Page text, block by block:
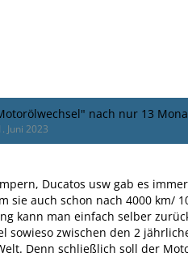
nach nur 13
Juni 2023
Ducatos usw gab es
sie auch schon nach 4000 km/
kann man einfach selber
sowieso zwischen den 2
Denn schließlich soll der